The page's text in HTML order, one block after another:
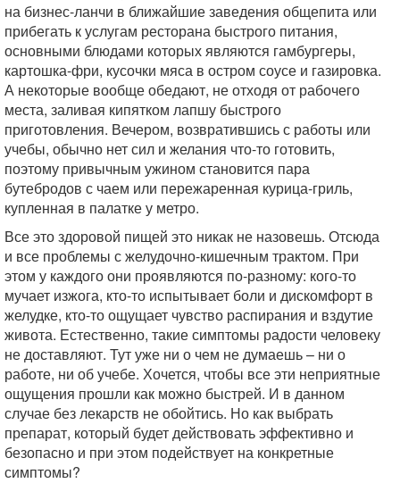
на бизнес-ланчи в ближайшие заведения общепита или
прибегать к услугам ресторана быстрого питания,
основными блюдами которых являются гамбургеры,
картошка-фри, кусочки мяса в остром соусе и газировка.
А некоторые вообще обедают, не отходя от рабочего
места, заливая кипятком лапшу быстрого
приготовления. Вечером, возвратившись с работы или
учебы, обычно нет сил и желания что-то готовить,
поэтому привычным ужином становится пара
бутебродов с чаем или пережаренная курица-гриль,
купленная в палатке у метро.
Все это здоровой пищей это никак не назовешь. Отсюда
и все проблемы с желудочно-кишечным трактом. При
этом у каждого они проявляются по-разному: кого-то
мучает изжога, кто-то испытывает боли и дискомфорт в
желудке, кто-то ощущает чувство распирания и вздутие
живота. Естественно, такие симптомы радости человеку
не доставляют. Тут уже ни о чем не думаешь – ни о
работе, ни об учебе. Хочется, чтобы все эти неприятные
ощущения прошли как можно быстрей. И в данном
случае без лекарств не обойтись. Но как выбрать
препарат, который будет действовать эффективно и
безопасно и при этом подействует на конкретные
симптомы?